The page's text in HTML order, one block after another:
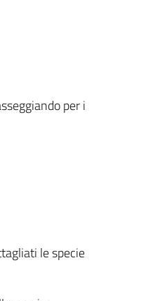
per i
le specie